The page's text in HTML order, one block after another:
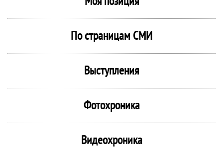
По страницам СМИ
Выступления
Фотохроника
Видеохроника